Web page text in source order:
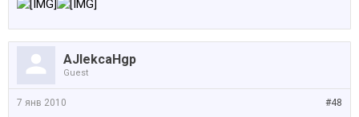
AJlekcaHgp
Guest
#48
7 янв 2010